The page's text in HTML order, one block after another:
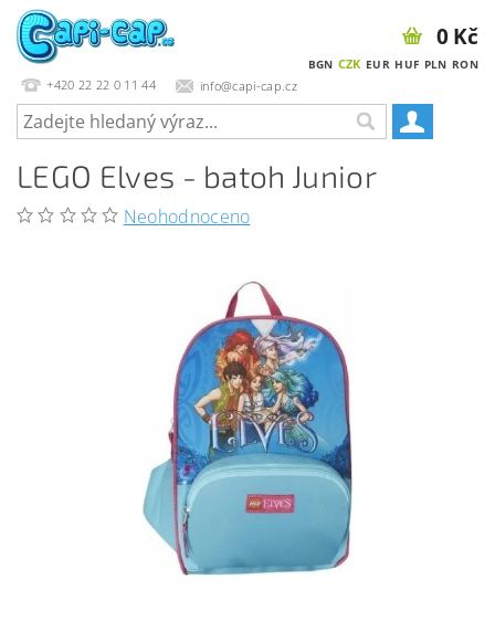
+420 22 22 0 11 44 info@capi-cap.cz
BGN CZK EUR HUF PLN RON
0 Kč
LEGO Elves - batoh Junior
Neohodnoceno